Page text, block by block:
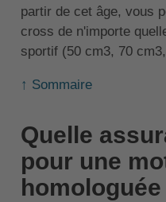
partir de cet âge, vous
cross de n'importe
sportif (50 cm3, 70
↑ Sommaire
Quelle
pour une
homologuée